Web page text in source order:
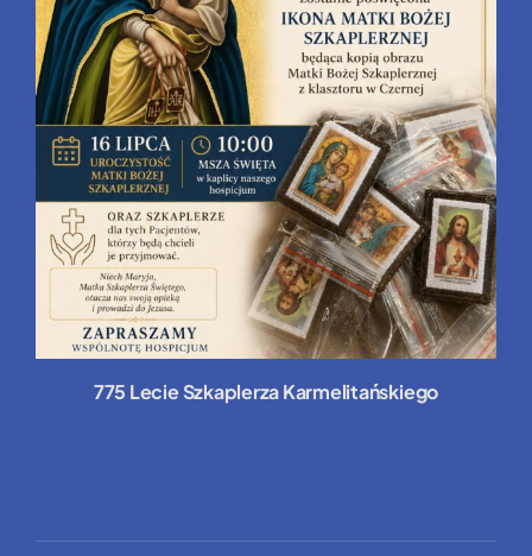
775 Lecie Szkaplerza Karmelitańskiego